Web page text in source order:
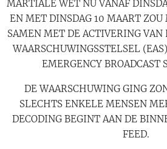
MARTIALE WET NU VANAF
EN MET DINSDAG 10 MAART
SAMEN MET DE ACTIVERING
WAARSCHUWINGSSTELSEL
EMERGENCY BROADCAST
DE WAARSCHUWING GING
SLECHTS ENKELE MENSEN
DECODING BEGINT AAN DE
FEED.